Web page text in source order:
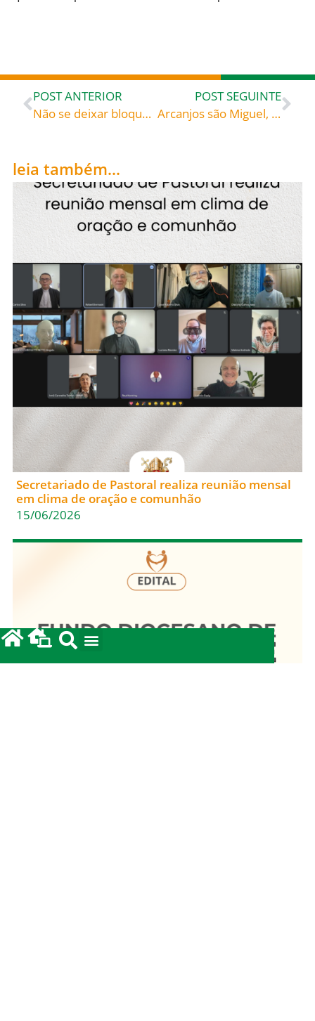
POST ANTERIOR
Não se deixar bloquear pelos preconceitos – Passa Palavra de 28 de setembro de 2021
POST SEGUINTE
Arcanjos são Miguel, são Gabriel e são Rafael, celebrados hoje, 29, intercedei a Deus por todos nós!
leia também...
Secretariado de Pastoral realiza reunião mensal
em clima de oração e comunhão
15/06/2026